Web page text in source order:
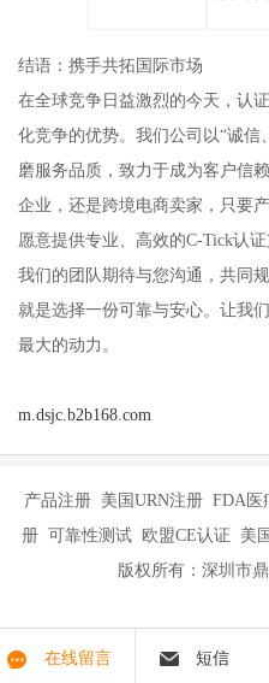
结语：携手共拓国际市场
在全球竞争日益激烈的今天，认
化竞争的优势。我们公司以“诚
磨服务品质，致力于成为客户信
企业，还是跨境电商卖家，只要
愿意提供专业、高效的C-Tick认证
我们的团队期待与您沟通，共同
就是选择一份可靠与安心。让我
最大的动力。
m.dsjc.b2b168.com
产品注册 美国URN注册 FDA
册 可靠性测试 欧盟CE认证 美
版权所有：深圳市
在线留言 短信